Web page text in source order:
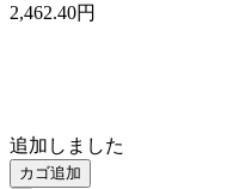
2,462.40円
追加しました
カゴ追加